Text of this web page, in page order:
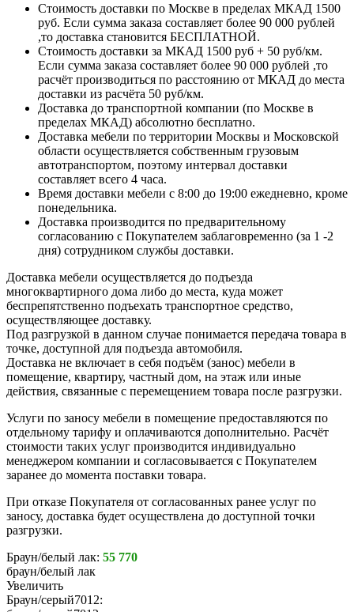
Стоимость доставки по Москве в пределах МКАД 1500
руб. Если сумма заказа составляет более 90 000 рублей
,то доставка становится БЕСПЛАТНОЙ.
Стоимость доставки за МКАД 1500 руб + 50 руб/км.
Если сумма заказа составляет более 90 000 рублей ,то
расчёт производиться по расстоянию от МКАД до места
доставки из расчёта 50 руб/км.
Доставка до транспортной компании (по Москве в
пределах МКАД) абсолютно бесплатно.
Доставка мебели по территории Москвы и Московской
области осуществляется собственным грузовым
автотранспортом, поэтому интервал доставки
составляет всего 4 часа.
Время доставки мебели с 8:00 до 19:00 ежедневно, кроме
понедельника.
Доставка производится по предварительному
согласованию с Покупателем заблаговременно (за 1 -2
дня) сотрудником службы доставки.
Доставка мебели осуществляется до подъезда
многоквартирного дома либо до места, куда может
беспрепятственно подъехать транспортное средство,
осуществляющее доставку.
Под разгрузкой в данном случае понимается передача товара в
точке, доступной для подъезда автомобиля.
Доставка не включает в себя подъём (занос) мебели в
помещение, квартиру, частный дом, на этаж или иные
действия, связанные с перемещением товара после разгрузки.
Услуги по заносу мебели в помещение предоставляются по
отдельному тарифу и оплачиваются дополнительно. Расчёт
стоимости таких услуг производится индивидуально
менеджером компании и согласовывается с Покупателем
заранее до момента поставки товара.
При отказе Покупателя от согласованных ранее услуг по
заносу, доставка будет осуществлена до доступной точки
разгрузки.
Браун/белый лак: 55 770
браун/белый лак
Увеличить
Браун/серый7012: